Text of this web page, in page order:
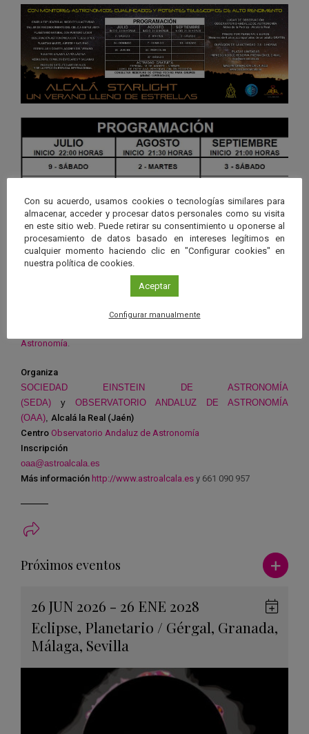
Descargar la programación en PDF
Astronomía
Organiza
SOCIEDAD EINSTEIN DE ASTRONOMÍA
(SEDA) y OBSERVATORIO ANDALUZ DE ASTRONOMÍA
(OAA) Alcalá la Real (Jaén)
Centro Observatorio Andaluz de Astronomía
Inscripción
oaa@astroalcala.es
Más información http://www.astroalcala.es y 661 090 957
Próximos eventos Ver más
26 JUN 2026 - 26 ENE 2028
Eclipse, Planetario / Gérgal, Granada,
Málaga, Sevilla
en
Con su acuerdo, usamos cookies o tecnologías similares para
almacenar, acceder y procesar datos personales como su visita
en este sitio web. Puede retirar su consentimiento u oponerse al
procesamiento de datos basado en intereses legítimos en
cualquier momento haciendo clic en "Configurar cookies" en
nuestra política de cookies.
Aceptar
Configurar manualmente